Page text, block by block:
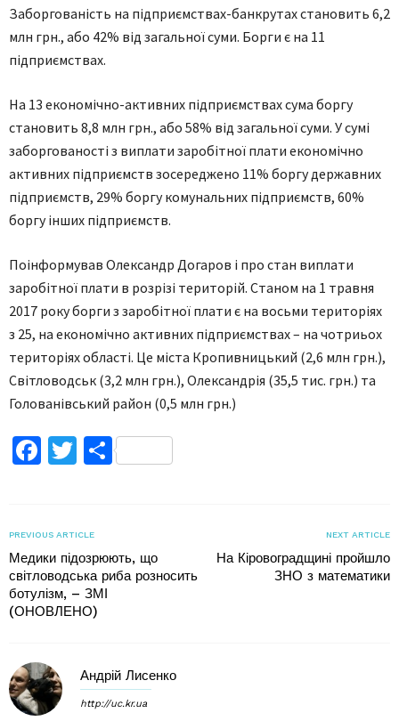
Заборгованість на підприємствах-банкрутах становить 6,2
млн грн., або 42% від загальної суми. Борги є на 11
підприємствах.
На 13 економічно-активних підприємствах сума боргу
становить 8,8 млн грн., або 58% від загальної суми. У сумі
заборгованості з виплати заробітної плати економічно
активних підприємств зосереджено 11% боргу державних
підприємств, 29% боргу комунальних підприємств, 60%
боргу інших підприємств.
Поінформував Олександр Догаров і про стан виплати
заробітної плати в розрізі територій. Станом на 1 травня
2017 року борги з заробітної плати є на восьми територіях
з 25, на економічно активних підприємствах – на чотриьох
територіях області. Це міста Кропивницький (2,6 млн грн.),
Світловодськ (3,2 млн грн.), Олександрія (35,5 тис. грн.) та
Голованівський район (0,5 млн грн.)
Facebook
TwitterПоділитися
PREVIOUS ARTICLE
Медики підозрюють, що
світловодська риба розносить
ботулізм, – ЗМІ
(ОНОВЛЕНО)
NEXT ARTICLE
На Кіровоградщині пройшло
ЗНО з математики
Андрій Лисенко
http://uc.kr.ua